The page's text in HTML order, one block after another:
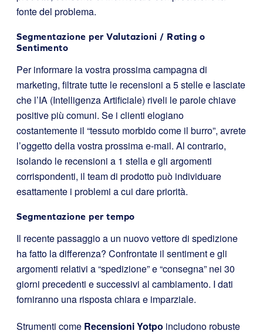
fonte del problema.
Segmentazione per Valutazioni / Rating o
Sentimento
Per informare la vostra prossima campagna di
marketing, filtrate tutte le recensioni a 5 stelle e lasciate
che l’IA (Intelligenza Artificiale) riveli le parole chiave
positive più comuni. Se i clienti elogiano
costantemente il “tessuto morbido come il burro”, avrete
l’oggetto della vostra prossima e-mail. Al contrario,
isolando le recensioni a 1 stella e gli argomenti
corrispondenti, il team di prodotto può individuare
esattamente i problemi a cui dare priorità.
Segmentazione per tempo
Il recente passaggio a un nuovo vettore di spedizione
ha fatto la differenza? Confrontate il sentiment e gli
argomenti relativi a “spedizione” e “consegna” nei 30
giorni precedenti e successivi al cambiamento. I dati
forniranno una risposta chiara e imparziale.
Strumenti come Recensioni Yotpo includono robuste